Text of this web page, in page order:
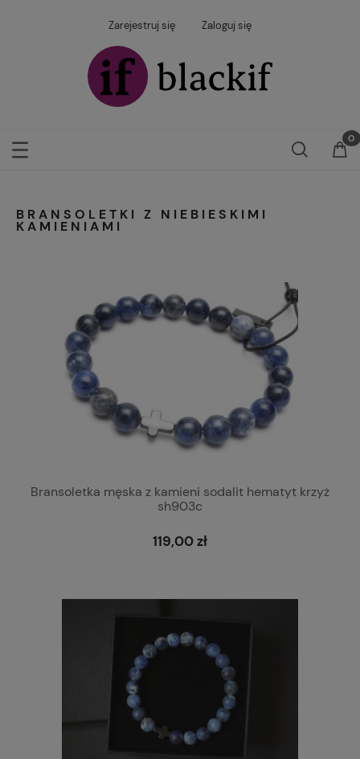
Zarejestruj się Zaloguj się
BRANSOLETKI Z NIEBIESKIMI
KAMIENIAMI
Bransoletka męska z kamieni sodalit hematyt krzyż
sh903c
119,00 zł